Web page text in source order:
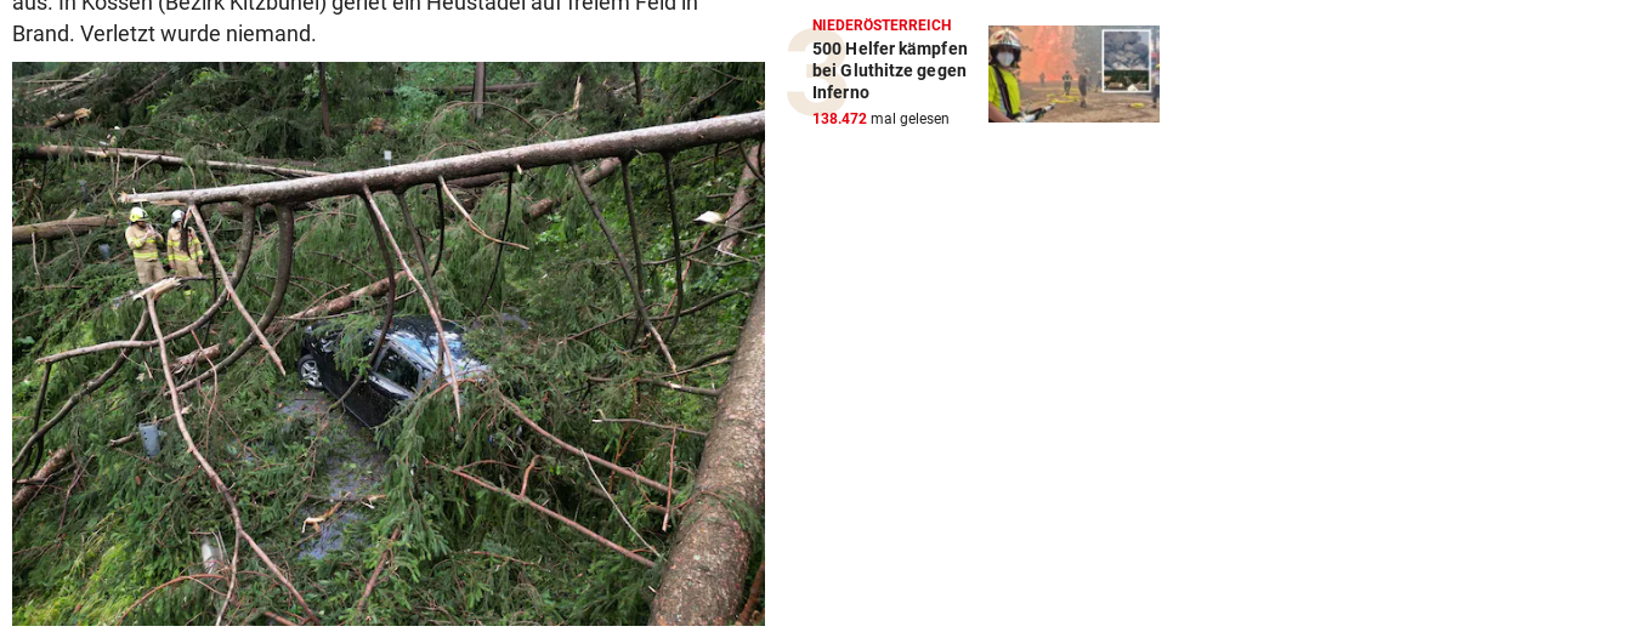
Brand. Verletzt wurde niemand.
NIEDERÖSTERREICH
500 Helfer kämpfen
bei Gluthitze gegen
Inferno
138.472 mal gelesen